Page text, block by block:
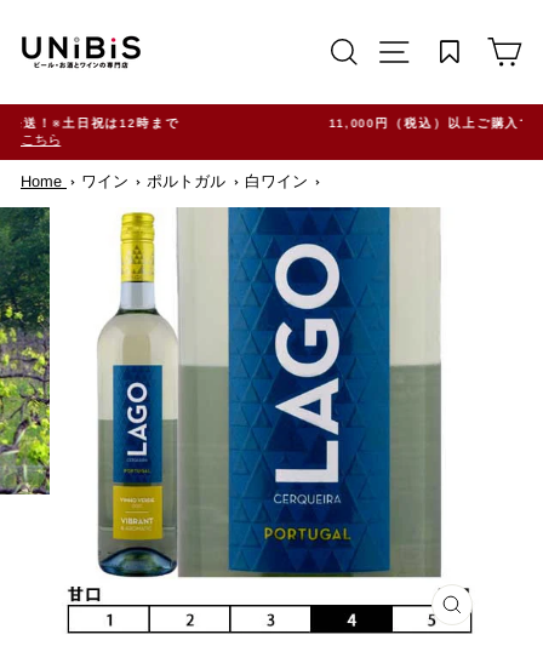
に
ッ
す
る
サイトを検索する
TRANSLATION
11,000円（税込）以上ご購入で送料無料！※一部地域除く
Home ワイン ポルトガル 白ワイン
閉
じ